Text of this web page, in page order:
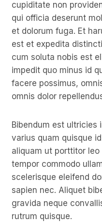
cupiditate non
qui officia deserunt
et dolorum fuga. Et
est et expedita
cum soluta nobis est
impedit quo minus id
facere possimus,
omnis dolor
Bibendum est ultricies
varius quam quisque
aliquam ut porttitor
tempor commodo
scelerisque eleifend
sapien nec. Aliquet
gravida neque
rutrum quisque.